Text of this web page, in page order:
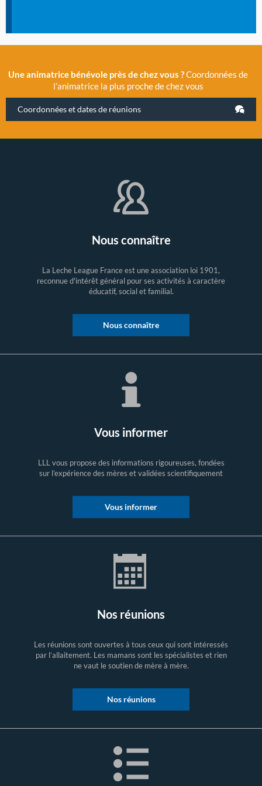
Une animatrice bénévole près de chez vous ?Coordonnées de
l’animatrice la plus proche de chez vous
Coordonnées et dates de réunions
Nous connaître
La Leche League France est une association loi 1901,
reconnue d'intérêt général pour ses activités à caractère
éducatif, social et familial.
Nous connaître
Vous informer
LLL vous propose des informations rigoureuses, fondées
sur l’expérience des mères et validées scientifiquement
Vous informer
Nos réunions
Les réunions sont ouvertes à tous ceux qui sont intéressés
par l’allaitement. Les mamans sont les spécialistes et rien
ne vaut le soutien de mère à mère.
Nos réunions